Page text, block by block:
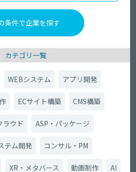
カテゴリ一覧
WEBシステム アプリ開発
ECサイト構築 CMS構築
ラウド ASP・パッケージ
テム開発 コンサル・PM
XR・メタバース 動画制作 AI